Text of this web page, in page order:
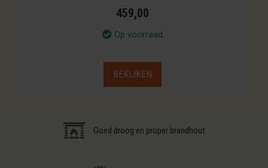
459,00
Op voorraad
BEKIJKEN
Goed droog en proper brandhout